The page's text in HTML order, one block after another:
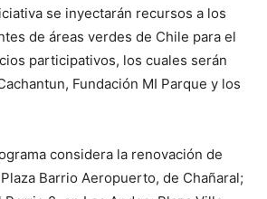
se inyectarán recursos a los
de áreas verdes de Chile para el
participativos, los cuales serán
Fundación MI Parque y los
considera la renovación de
Barrio Aeropuerto, de Chañaral;